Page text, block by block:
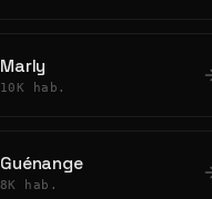
Marly
10K hab.
Guénange
8K hab.